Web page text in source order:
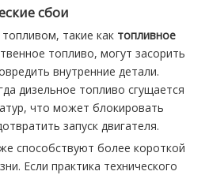
сбои
такие как топливное
топливо, могут засорить
внутренние детали.
дизельное топливо сгущается
что может блокировать
запуск двигателя.
способствуют более короткой
Если практика технического